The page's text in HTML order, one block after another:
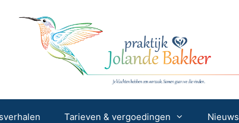
Tarieven & vergoedingen Nieuws